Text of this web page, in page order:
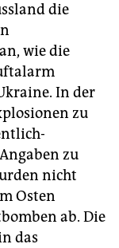
die
wie die
In der
zu
zu
nicht
Osten
ab. Die
das